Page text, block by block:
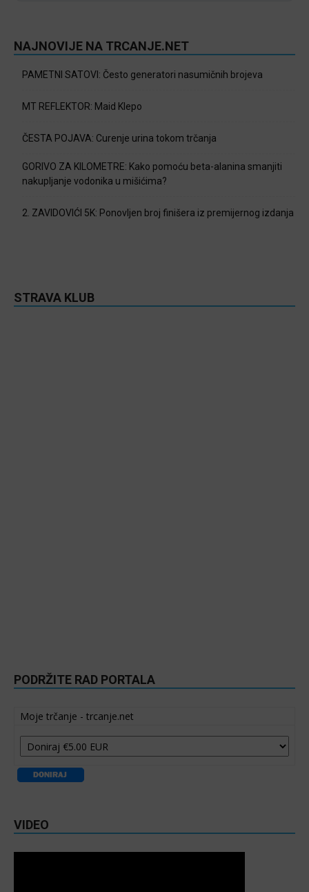
NAJNOVIJE NA TRCANJE.NET
PAMETNI SATOVI: Često generatori nasumičnih brojeva
MT REFLEKTOR: Maid Klepo
ČESTA POJAVA: Curenje urina tokom trčanja
GORIVO ZA KILOMETRE: Kako pomoću beta-alanina smanjiti
nakupljanje vodonika u mišićima?
2. ZAVIDOVIĆI 5K: Ponovljen broj finišera iz premijernog izdanja
STRAVA KLUB
PODRŽITE RAD PORTALA
Moje trčanje - trcanje.net
VIDEO